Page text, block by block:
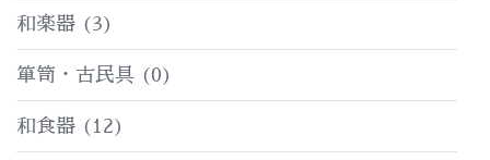
和楽器 (3)
箪笥・古民具 (0)
和食器 (12)